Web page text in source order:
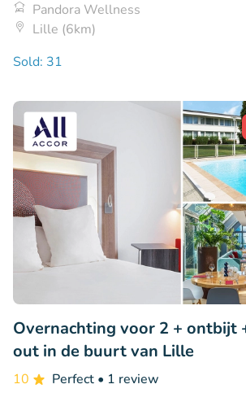
Pandora Wellness
Lille (6km)
Sold: 31
Overnachting voor 2 + ontbijt
out in de buurt van Lille
10 Perfect • 1 review